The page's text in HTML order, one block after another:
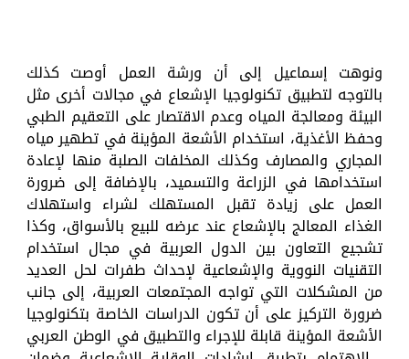
ونوهت إسماعيل إلى أن ورشة العمل أوصت كذلك
بالتوجه لتطبيق تكنولوجيا الإشعاع في مجالات أخرى مثل
البيئة ومعالجة المياه وعدم الاقتصار على التعقيم الطبي
وحفظ الأغذية، استخدام الأشعة المؤينة في تطهير مياه
المجاري والمصارف وكذلك المخلفات الصلبة منها لإعادة
استخدامها في الزراعة والتسميد، بالإضافة إلى ضرورة
العمل على زيادة تقبل المستهلك لشراء واستهلاك
الغذاء المعالج بالإشعاع عند عرضه للبيع بالأسواق، وكذا
تشجيع التعاون بين الدول العربية في مجال استخدام
التقنيات النووية والإشعاعية لإحداث طفرات لحل العديد
من المشكلات التي تواجه المجتمعات العربية، إلى جانب
ضرورة التركيز على أن تكون الدراسات الخاصة بتكنولوجيا
الأشعة المؤينة قابلة للإجراء والتطبيق في الوطن العربي